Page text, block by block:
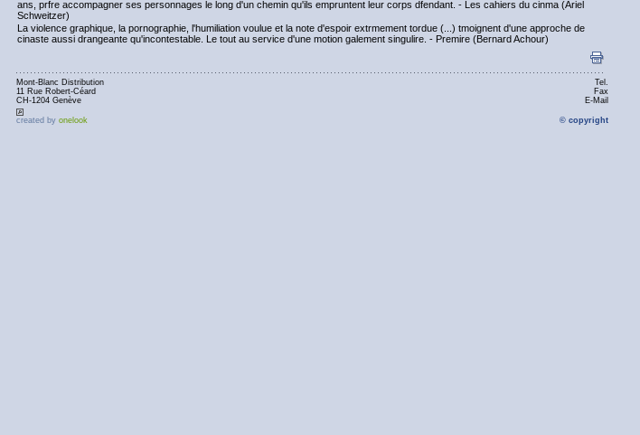
ans, prfre accompagner ses personnages le long d'un chemin qu'ils empruntent leur corps dfendant. - Les cahiers du cinma (Ariel
Schweitzer)
La violence graphique, la pornographie, l'humiliation voulue et la note d'espoir extrmement tordue (...) tmoignent d'une approche de
cinaste aussi drangeante qu'incontestable. Le tout au service d'une motion galement singulire. - Premire (Bernard Achour)
Mont-Blanc Distribution
11 Rue Robert-Céard
CH-1204 Genève
Tel.
Fax
E-Mail
created by onelook © copyright